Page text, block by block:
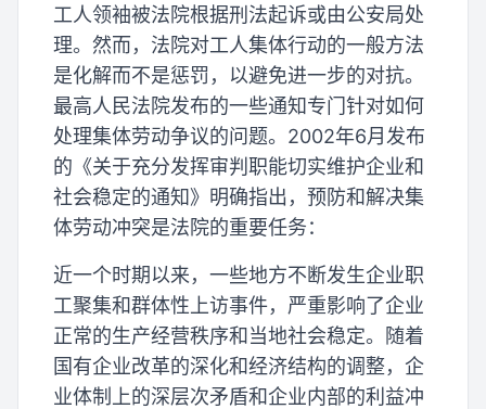
工人领袖被法院根据刑法起诉或由公安局处
理。然而，法院对工人集体行动的一般方法
是化解而不是惩罚，以避免进一步的对抗。
最高人民法院发布的一些通知专门针对如何
处理集体劳动争议的问题。2002年6月发布
的《关于充分发挥审判职能切实维护企业和
社会稳定的通知》明确指出，预防和解决集
体劳动冲突是法院的重要任务：
近一个时期以来，一些地方不断发生企业职
工聚集和群体性上访事件，严重影响了企业
正常的生产经营秩序和当地社会稳定。随着
国有企业改革的深化和经济结构的调整，企
业体制上的深层次矛盾和企业内部的利益冲